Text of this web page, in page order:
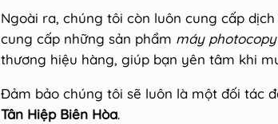
Ngoài ra, chúng tôi còn luôn cung cấp
cung cấp những sản phẩm máy
thương hiệu hàng, giúp bạn yên tâm khi
Đảm bảo chúng tôi sẽ luôn là một đối tác
Tân Hiệp Biên Hòa.